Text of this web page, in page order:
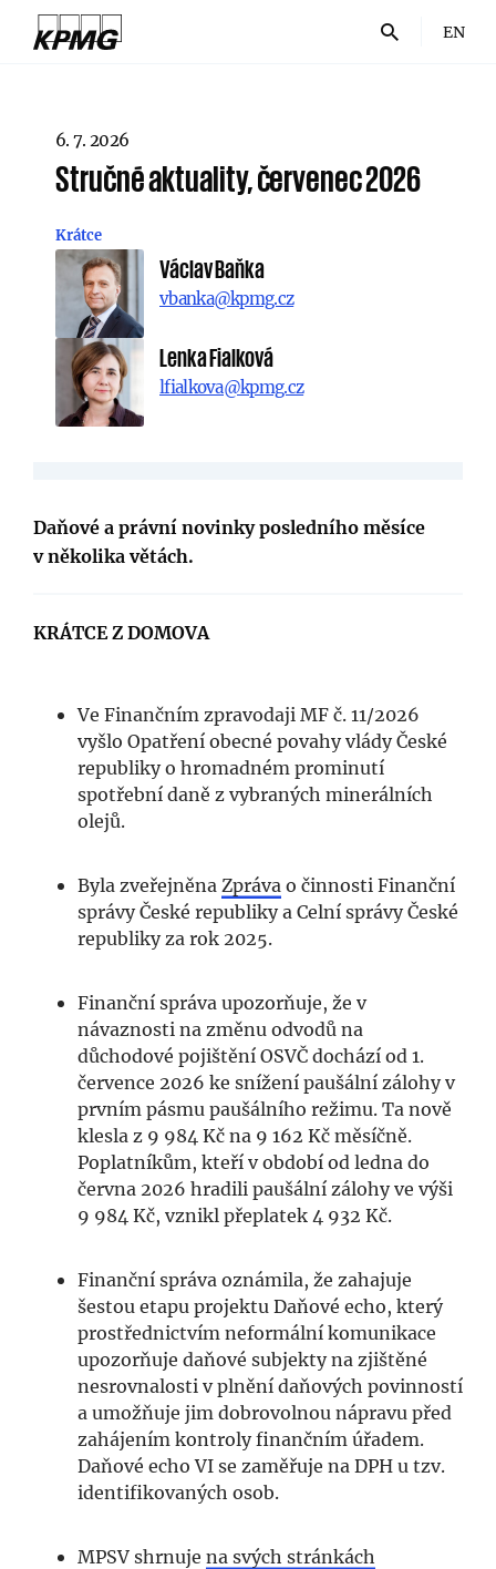
EN
6. 7. 2026
Stručné aktuality, červenec 2026
Krátce
Václav Baňka
vbanka@kpmg.cz
Lenka Fialková
lfialkova@kpmg.cz
Daňové a právní novinky posledního měsíce
v několika větách.
KRÁTCE Z DOMOVA
Ve Finančním zpravodaji MF č. 11/2026
vyšlo Opatření obecné povahy vlády České
republiky o hromadném prominutí
spotřební daně z vybraných minerálních
olejů.
Byla zveřejněna Zpráva o činnosti Finanční
správy České republiky a Celní správy České
republiky za rok 2025.
Finanční správa upozorňuje, že v
návaznosti na změnu odvodů na
důchodové pojištění OSVČ dochází od 1.
července 2026 ke snížení paušální zálohy v
prvním pásmu paušálního režimu. Ta nově
klesla z 9 984 Kč na 9 162 Kč měsíčně.
Poplatníkům, kteří v období od ledna do
června 2026 hradili paušální zálohy ve výši
9 984 Kč, vznikl přeplatek 4 932 Kč.
Finanční správa oznámila, že zahajuje
šestou etapu projektu Daňové echo, který
prostřednictvím neformální komunikace
upozorňuje daňové subjekty na zjištěné
nesrovnalosti v plnění daňových povinností
a umožňuje jim dobrovolnou nápravu před
zahájením kontroly finančním úřadem.
Daňové echo VI se zaměřuje na DPH u tzv.
identifikovaných osob.
MPSV shrnuje na svých stránkách